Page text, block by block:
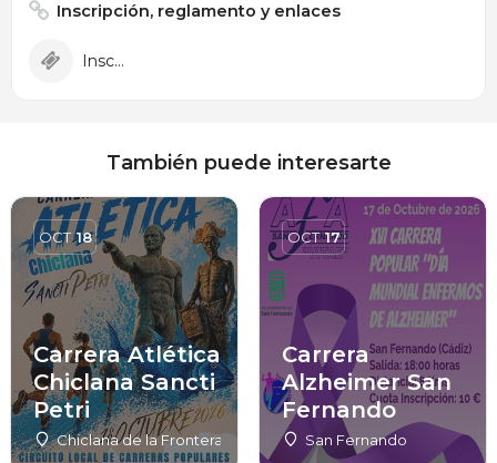
Inscripción, reglamento y enlaces
Inscripción
También puede interesarte
Carrera Atlética
Chiclana Sancti
Petri
Chiclana de la Frontera
OCT 18
Carrera
Alzheimer San
Fernando
San Fernando
OCT 17